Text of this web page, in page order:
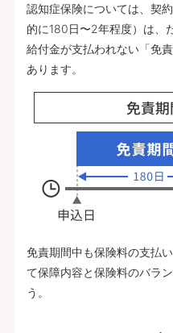
認知症保険については、契
的に180日〜2年程度）は、
給付金が支払われない「免
あります。
免責期間中も保険料の支払
て保障内容と保険料のバラ
う。